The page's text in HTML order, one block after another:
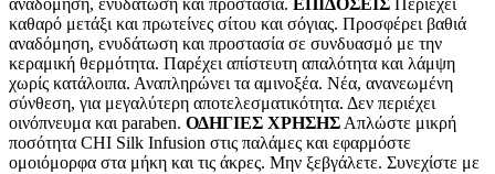
5.00 €.είναι:
3.00 €.
καθαρό μετάξι και πρωτείνες σίτου και σόγιας. Προσφέρει βαθιά
αναδόμηση, ενυδάτωση και προστασία σε συνδυασμό με την
κεραμική θερμότητα. Παρέχει απίστευτη απαλότητα και λάμψη
χωρίς κατάλοιπα. Αναπληρώνει τα αμινοξέα. Νέα, ανανεωμένη
σύνθεση, για μεγαλύτερη αποτελεσματικότητα. Δεν περιέχει
οινόπνευμα και paraben. ΟΔΗΓΙΕΣ ΧΡΗΣΗΣ Απλώστε μικρή
ποσότητα CHI Silk Infusion στις παλάμες και εφαρμόστε
ομοιόμορφα στα μήκη και τις άκρες. Μην ξεβγάλετε. Συνεχίστε με